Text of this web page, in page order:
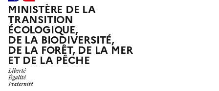
MINISTÈRE DE LA
TRANSITION
ÉCOLOGIQUE,
DE LA BIODIVERSITÉ,
DE LA FORÊT, DE LA MER
ET DE LA PÊCHE